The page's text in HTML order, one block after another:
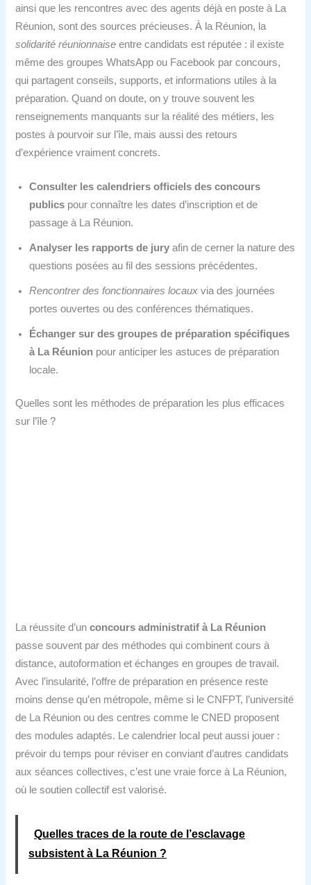
ainsi que les rencontres avec des agents déjà en poste à La
Réunion, sont des sources précieuses. À la Réunion, la
solidarité réunionnaise entre candidats est réputée : il existe
même des groupes WhatsApp ou Facebook par concours,
qui partagent conseils, supports, et informations utiles à la
préparation. Quand on doute, on y trouve souvent les
renseignements manquants sur la réalité des métiers, les
postes à pourvoir sur l’île, mais aussi des retours
d’expérience vraiment concrets.
Consulter les calendriers officiels des concours
publics pour connaître les dates d’inscription et de
passage à La Réunion.
Analyser les rapports de jury afin de cerner la nature des
questions posées au fil des sessions précédentes.
Rencontrer des fonctionnaires locaux via des journées
portes ouvertes ou des conférences thématiques.
Échanger sur des groupes de préparation spécifiques
à La Réunion pour anticiper les astuces de préparation
locale.
Quelles sont les méthodes de préparation les plus efficaces
sur l’île ?
La réussite d’unconcours administratif à La Réunion
passe souvent par des méthodes qui combinent cours à
distance, autoformation et échanges en groupes de travail.
Avec l’insularité, l’offre de préparation en présence reste
moins dense qu’en métropole, même si le CNFPT, l’université
de La Réunion ou des centres comme le CNED proposent
des modules adaptés. Le calendrier local peut aussi jouer :
prévoir du temps pour réviser en conviant d’autres candidats
aux séances collectives, c’est une vraie force à La Réunion,
où le soutien collectif est valorisé.
Quelles traces de la route de l’esclavage
subsistent à La Réunion ?